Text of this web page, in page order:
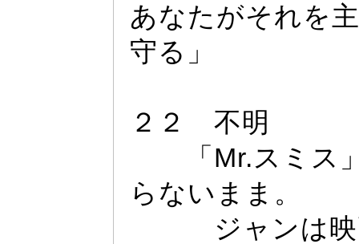
あなたがそれを
守る」
２２ 不明
「Mr.スミス
らないまま。
ジ ャ ンは